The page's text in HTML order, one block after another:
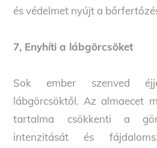
és védelmet nyújt a
7, Enyhíti a lábgörcsöket
Sok ember szenved
lábgörcsöktől. Az almaecet
tartalma csökkenti a
intenzitását és